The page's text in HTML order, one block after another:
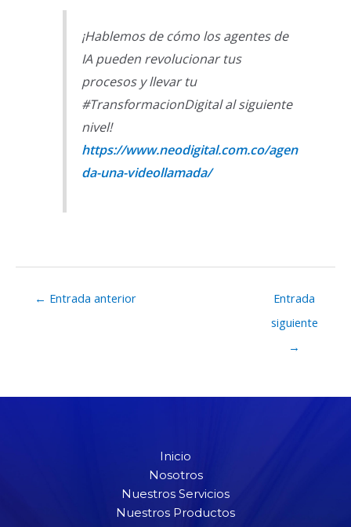
¡Hablemos de cómo los agentes de
IA pueden revolucionar tus
procesos y llevar tu
#TransformacionDigital al siguiente
nivel!
https://www.neodigital.com.co/agen
da-una-videollamada/
← Entrada anterior
Entrada
siguiente
→
Inicio
Nosotros
Nuestros Servicios
Nuestros Productos